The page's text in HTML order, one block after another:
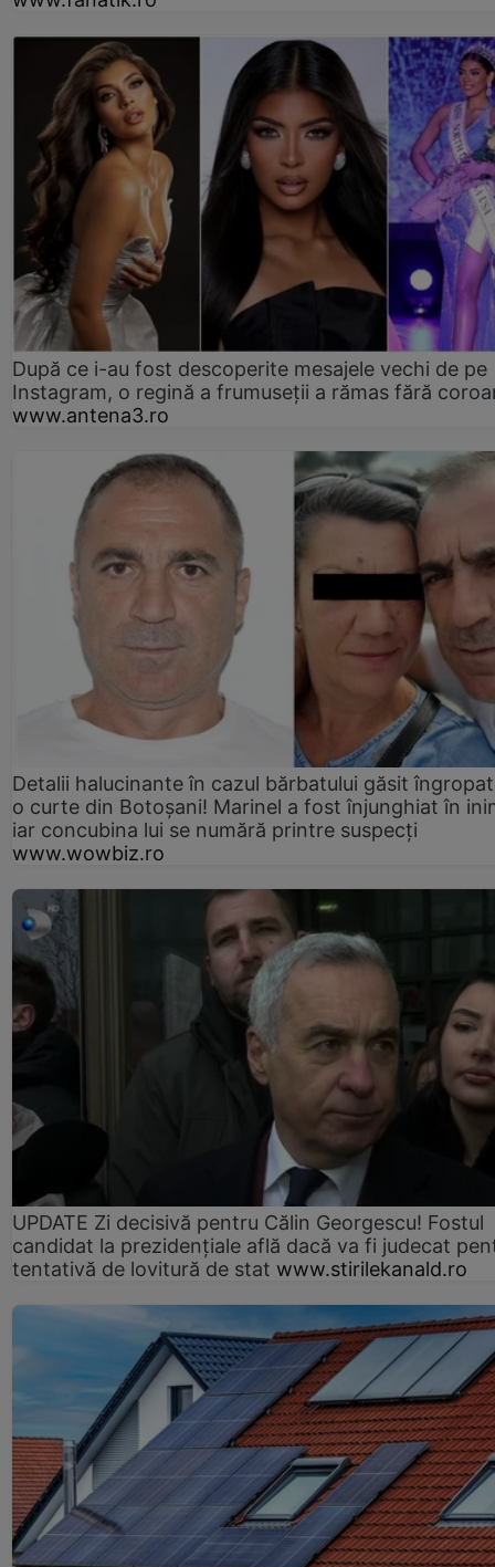
După ce i-au fost descoperite mesajele vechi de pe
Instagram, o regină a frumuseții a rămas fără
www.antena3.ro
Detalii halucinante în cazul bărbatului găsit
o curte din Botoșani! Marinel a fost înjunghiat în
iar concubina lui se numără printre suspecți
www.wowbiz.ro
UPDATE Zi decisivă pentru Călin Georgescu! Fostul
candidat la prezidențiale află dacă va fi judecat
tentativă de lovitură de stat www.stirilekanald.ro